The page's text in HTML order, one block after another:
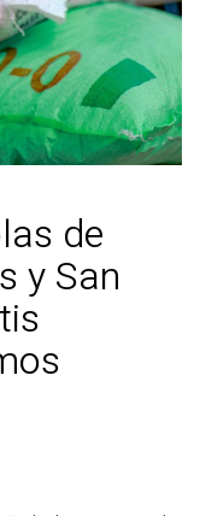
de
y San